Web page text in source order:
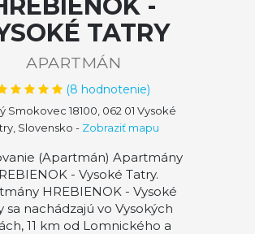
-
TATRY
APARTMÁN
(8 hodnotenie)
Smokovec 18100, 062 01 Vysoké
Slovensko - Zobraziť mapu
(Apartmán) Apartmány
- Vysoké Tatry.
HREBIENOK - Vysoké
sa nachádzajú vo Vysokých
11 km od Lomnického a